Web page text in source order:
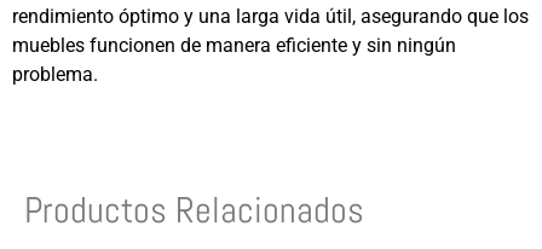
rendimiento óptimo y una larga vida útil, asegurando que los
muebles funcionen de manera eficiente y sin ningún
problema.
Productos Relacionados